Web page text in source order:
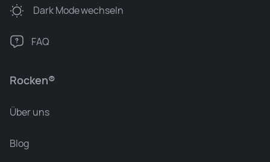
Rocken®
Über uns
Blog
Dark Modewechseln
FAQ